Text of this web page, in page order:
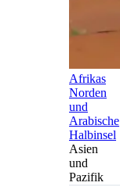
Afrikas
Norden
und
Arabische
Halbinsel
Asien
und
Pazifik